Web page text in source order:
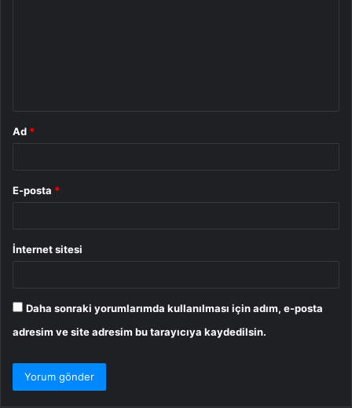
Ad *
E-posta *
İnternet sitesi
Daha sonraki yorumlarımda kullanılması için adım, e-posta
adresim ve site adresim bu tarayıcıya kaydedilsin.